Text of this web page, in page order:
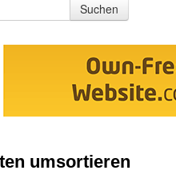
Suchen
umsortieren